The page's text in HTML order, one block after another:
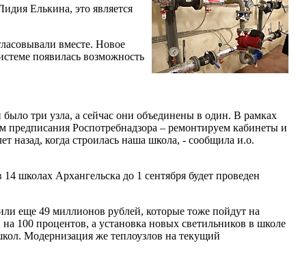
Елькина, это является
вместе. Новое
появилась возможность
три узла, а сейчас они объединены в один. В рамках
Роспотребнадзора – ремонтируем кабинеты и
назад, когда строилась наша школа, - сообщила и.о.
школах Архангельска до 1 сентября будет проведен
еще 49 миллионов рублей, которые тоже пойдут на
100 процентов, а установка новых светильников в школе
Модернизация же теплоузлов на текущий